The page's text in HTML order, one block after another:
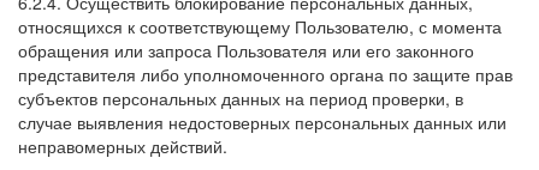
относящихся к соответствующему Пользователю, с момента
обращения или запроса Пользователя или его законного
представителя либо уполномоченного органа по защите прав
субъектов персональных данных на период проверки, в
случае выявления недостоверных персональных данных или
неправомерных действий.